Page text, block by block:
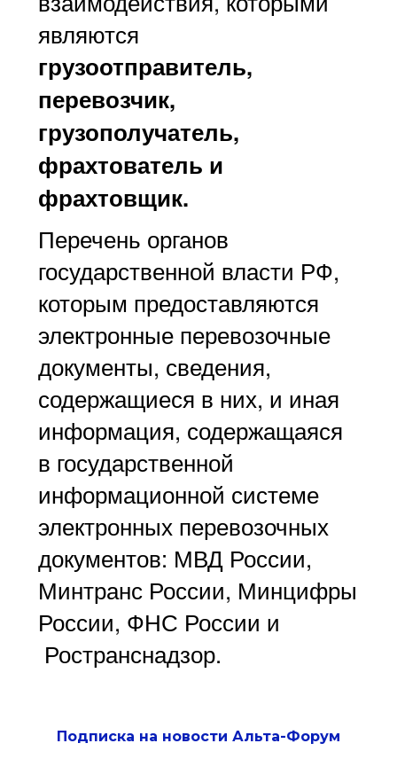
являются
грузоотправитель,
перевозчик,
грузополучатель,
фрахтователь и
фрахтовщик.
Перечень органов
государственной власти РФ,
которым предоставляются
электронные перевозочные
документы, сведения,
содержащиеся в них, и иная
информация, содержащаяся
в государственной
информационной системе
электронных перевозочных
документов: МВД России,
Минтранс России, Минцифры
России, ФНС России и
Ространснадзор.
Подписка на новости Альта-Форум